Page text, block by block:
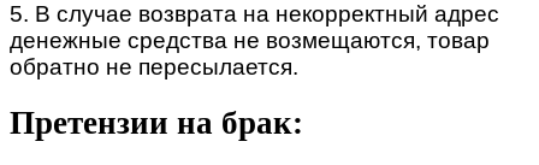
5. В случае возврата на некорректный адрес
денежные средства не возмещаются, товар
обратно не пересылается.
Претензии на брак: